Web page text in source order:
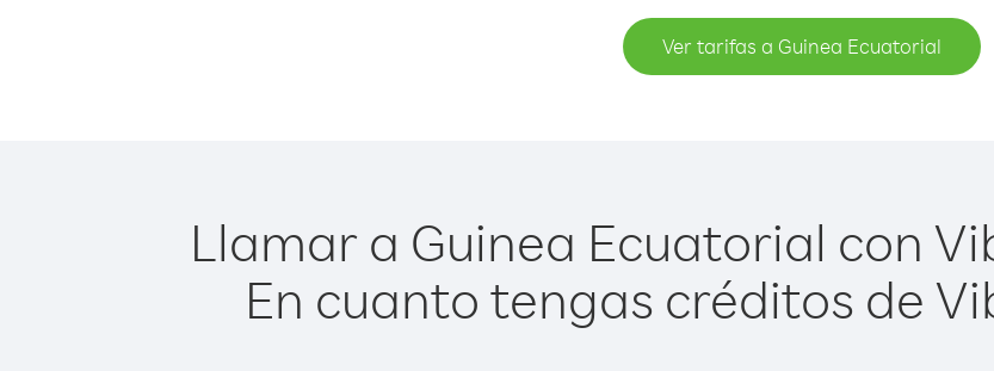
Ver tarifas a Guinea Ecuatorial
Llamar a Guinea Ecuatorial con
En cuanto tengas créditos de